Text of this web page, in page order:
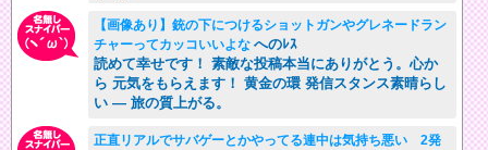
【画像あり】銃の下につけるショットガンやグレネードラン
チャーってカッコいいよな へのﾚｽ
読めて幸せです！ 素敵な投稿本当にありがとう。心か
ら 元気をもらえます！ 黄金の環 発信スタンス素晴らし
い — 旅の質上がる。
正直リアルでサバゲーとかやってる連中は気持ち悪い 2発